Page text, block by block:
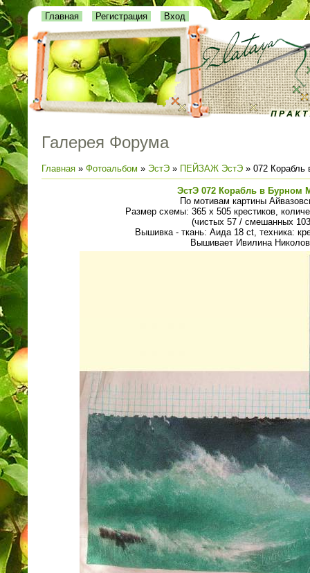
Главная Регистрация Вход
Галерея Форума
Главная » Фотоальбом » ЭстЭ » ПЕЙЗАЖ ЭстЭ » 072
ЭстЭ 072 Корабль в Бурном
По мотивам картины
Размер схемы: 365 х 505 крестиков,
(чистых 57 / смешанных
Вышивка - ткань: Аида 18 ct, техника:
Вышивает Ивилина